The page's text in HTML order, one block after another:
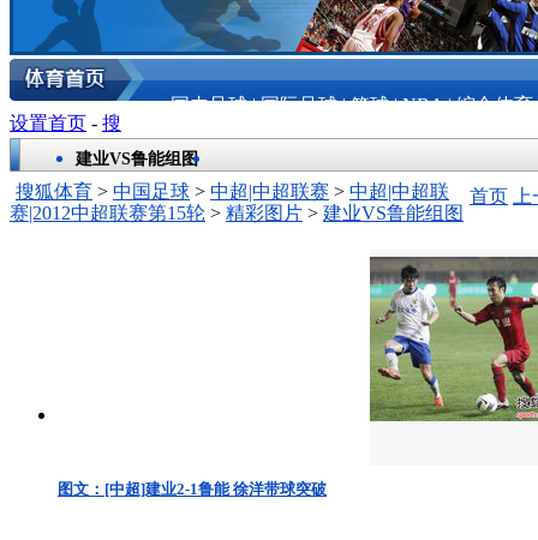
国内足球|国际足球|篮球|NBA|综合体育
建业VS鲁能组图
搜狐体育 > 中国足球 > 中超|中超联赛 > 中超|中超联
赛|2012中超联赛第15轮 > 精彩图片 > 建业VS鲁能组图
图文：[中超]建业2-1鲁能 徐洋带球突破
首页
设置首页 - 搜